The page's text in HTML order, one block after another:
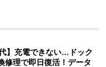
】充電できない…ドック
修理で即日復活！データ